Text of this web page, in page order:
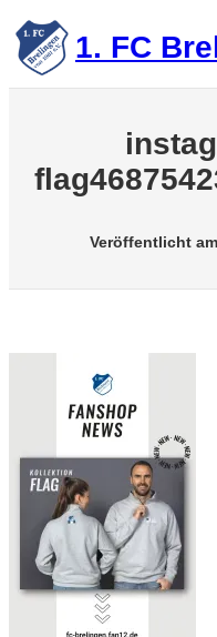
Zum
Inhalt
springen 1. FC
Veröffentlicht